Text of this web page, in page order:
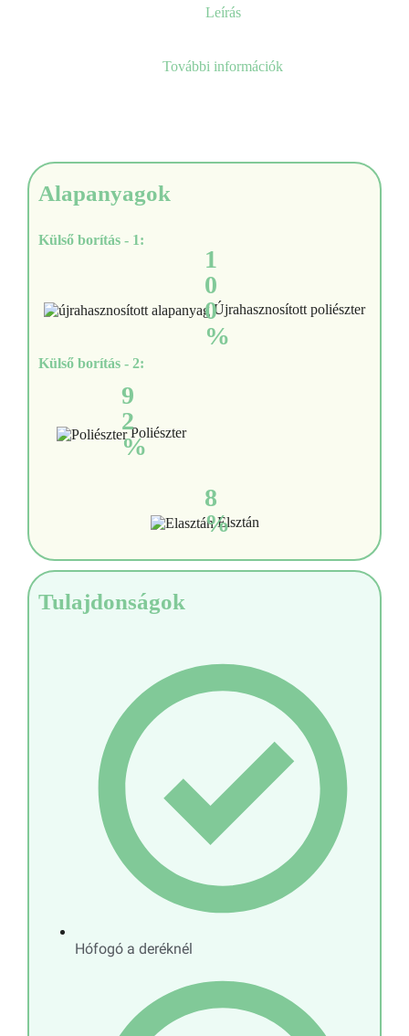
Leírás
További információk
Alapanyagok
Külső borítás - 1:
1
0
0
%
Újrahasznosított poliészter
Külső borítás - 2:
9
2
%
Poliészter
8
%
Elsztán
Tulajdonságok
Hófogó a deréknél